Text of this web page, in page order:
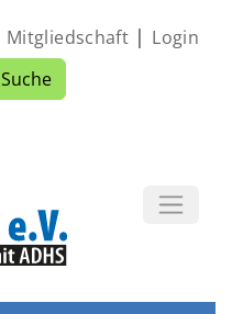
Suche
Mitgliedschaft | Login